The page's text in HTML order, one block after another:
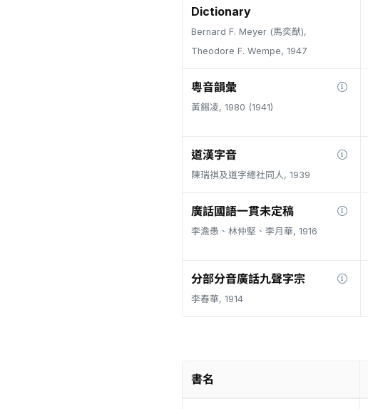
Dictionary
Bernard F. Meyer (馬奕猷),
Theodore F. Wempe, 1947
粵音韻彙
黃錫凌, 1980 (1941)
道漢字音
陳瑞祺及道字總社同人, 1939
廣話國語一貫未定稿
李澹愚、林仲堅、李月華, 1916
分部分音廣話九聲字宗
李春華, 1914
書名